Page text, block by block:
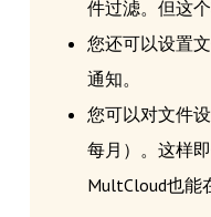
件过滤。但这
您还可以设置
通知。
您可以对文件
每月）。这样
MultCloud也能